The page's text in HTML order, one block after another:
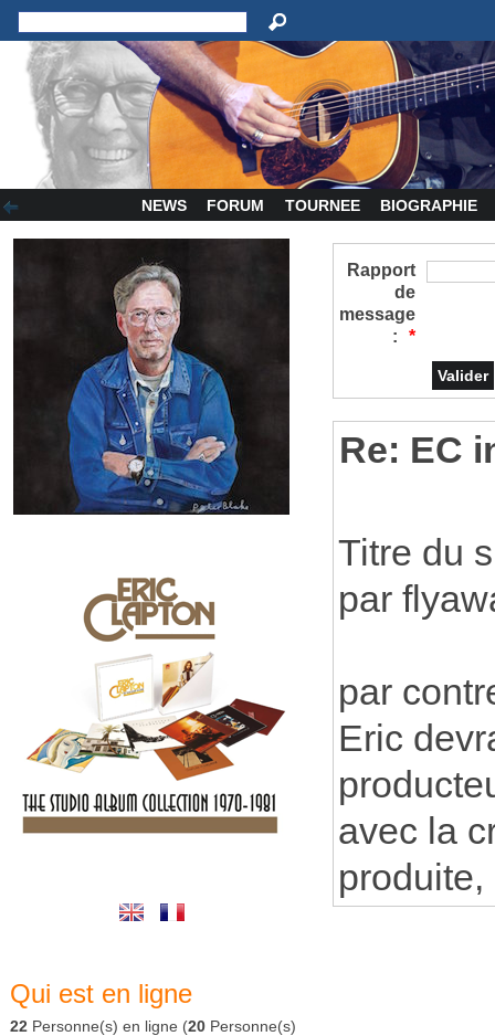
NEWS FORUM TOURNEE BIOGRAPHIE
Qui est en ligne
22 Personne(s) en ligne (20 Personne(s)
Rapport
de
message
:
*
Re: EC
Titre du
par
par
Eric
avec la